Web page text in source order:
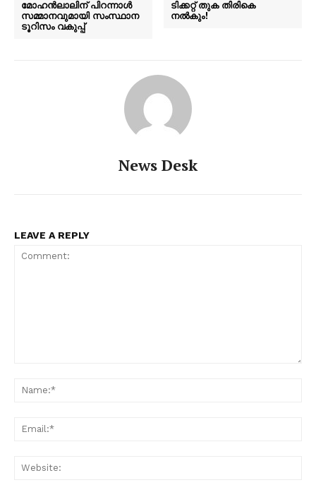
മോഹൻലാലിന് പിറന്നാൾ
സമ്മാനവുമായി സംസ്ഥാന
ടൂറിസം വകുപ്പ്
ടിക്കറ്റ് തുക തിരികെ
നൽകും!
News Desk
LEAVE A REPLY